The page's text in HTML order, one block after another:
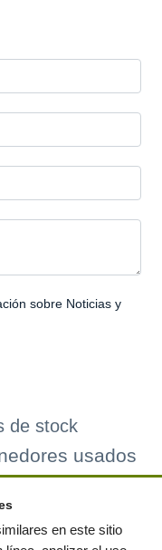
sobre Noticias y
de stock
usados
en este sitio